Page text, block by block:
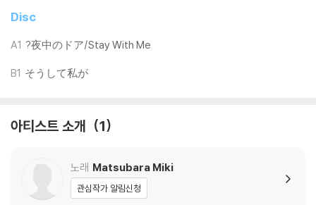
4) 디지털 다운로드 코드는 본사에서 공지 없이 증정 종료될 수 있습니다.
※ 재생 불량
모델) 다이내믹 사운드의 편차가 큰 트랙을 재생할 때 이상 현상이 발생할
하니 침압 조절이 가능한 기기에서 재생하실 것을 권유 드립니다.
다. 전용 제품으로 이를 제거하면 대부분 해결됩니다.
3) 바늘에 먼지가 쌓이는 경우에도 재생이 원활하지 않을 수 있습니다.
Disc
A1 ?夜中のドア/Stay With Me
B1 そうして私が
아티스트 소개 1
노래 Matsubara Miki
관심작가 알림신청